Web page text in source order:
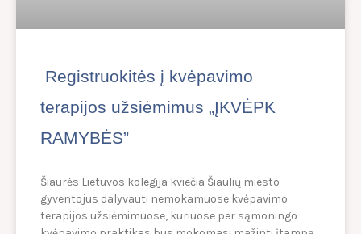
Registruokitės į kvėpavimo
terapijos užsiėmimus „ĮKVĖPK
RAMYBĖS”
Šiaurės Lietuvos kolegija kviečia Šiaulių miesto
gyventojus dalyvauti nemokamuose kvėpavimo
terapijos užsiėmimuose, kuriuose per sąmoningo